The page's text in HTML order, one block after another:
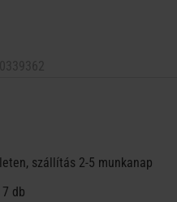
szállítás 2-5 munkanap
7 db